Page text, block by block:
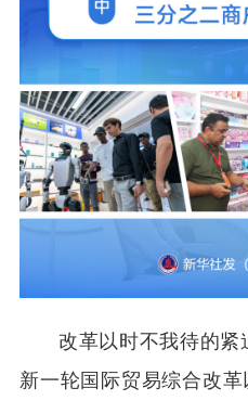
改革以时不我待的紧
新一轮国际贸易综合改